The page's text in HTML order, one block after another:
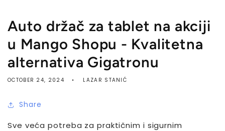
Auto držač za tablet na akciji
u Mango Shopu - Kvalitetna
alternativa Gigatronu
OCTOBER 24, 2024 LAZAR STANIĆ
Share
Sve veća potreba za praktičnim i sigurnim